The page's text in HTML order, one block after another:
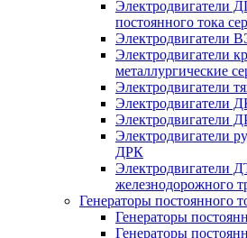
Электродвигатели
постоянного тока
Электродвигатели
металлургические
Электродвигатели
Электродвигатели
Электродвигатели
Электродвигатели
ДРК
Электродвигатели
железнодорожного
Генераторы постоянного
Генераторы
Генераторы